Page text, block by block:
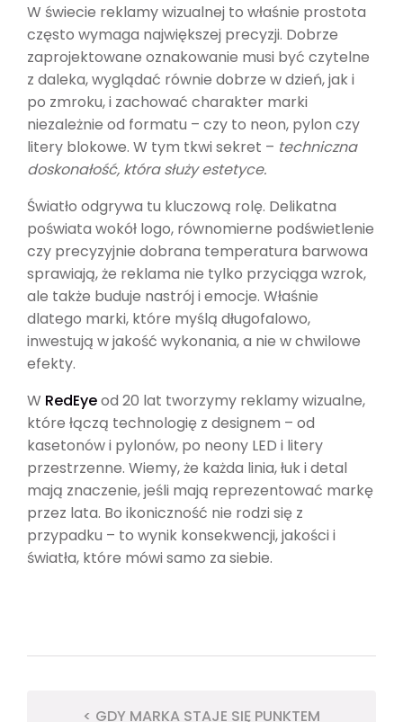
W świecie reklamy wizualnej to właśnie prostota
często wymaga największej precyzji. Dobrze
zaprojektowane oznakowanie musi być czytelne
z daleka, wyglądać równie dobrze w dzień, jak i
po zmroku, i zachować charakter marki
niezależnie od formatu – czy to neon, pylon czy
litery blokowe. W tym tkwi sekret – techniczna
doskonałość, która służy estetyce.
Światło odgrywa tu kluczową rolę. Delikatna
poświata wokół logo, równomierne podświetlenie
czy precyzyjnie dobrana temperatura barwowa
sprawiają, że reklama nie tylko przyciąga wzrok,
ale także buduje nastrój i emocje. Właśnie
dlatego marki, które myślą długofalowo,
inwestują w jakość wykonania, a nie w chwilowe
efekty.
W RedEyeod 20 lat tworzymy reklamy wizualne,
które łączą technologię z designem – od
kasetonów i pylonów, po neony LED i litery
przestrzenne. Wiemy, że każda linia, łuk i detal
mają znaczenie, jeśli mają reprezentować markę
przez lata. Bo ikoniczność nie rodzi się z
przypadku – to wynik konsekwencji, jakości i
światła, które mówi samo za siebie.
< GDY MARKA STAJE SIĘ PUNKTEM